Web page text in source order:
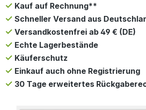
Kauf auf Rechnung**
Schneller Versand aus
Versandkostenfrei ab 49 € (DE)
Echte Lagerbestände
Käuferschutz
Einkauf auch ohne Registrierung
30 Tage erweitertes